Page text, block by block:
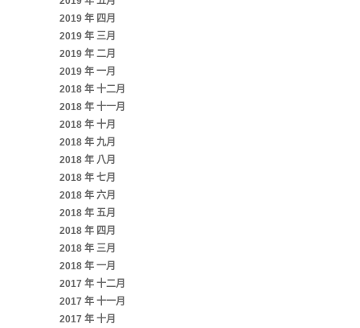
2019 年 四月
2019 年 三月
2019 年 二月
2019 年 一月
2018 年 十二月
2018 年 十一月
2018 年 十月
2018 年 九月
2018 年 八月
2018 年 七月
2018 年 六月
2018 年 五月
2018 年 四月
2018 年 三月
2018 年 一月
2017 年 十二月
2017 年 十一月
2017 年 十月